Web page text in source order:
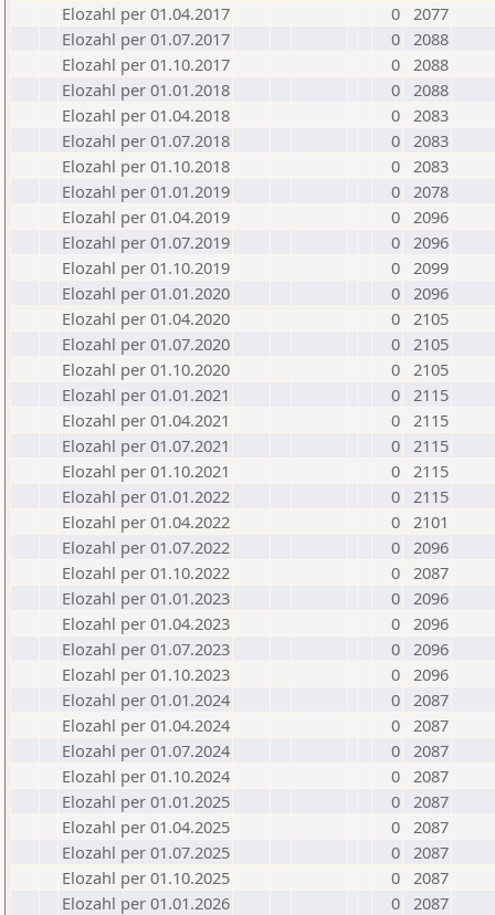
Elozahl per 01.04.2017
0 2077
Elozahl per 01.07.2017
0 2088
Elozahl per 01.10.2017
0 2088
Elozahl per 01.01.2018
0 2088
Elozahl per 01.04.2018
0 2083
Elozahl per 01.07.2018
0 2083
Elozahl per 01.10.2018
0 2083
Elozahl per 01.01.2019
0 2078
Elozahl per 01.04.2019
0 2096
Elozahl per 01.07.2019
0 2096
Elozahl per 01.10.2019
0 2099
Elozahl per 01.01.2020
0 2096
Elozahl per 01.04.2020
0 2105
Elozahl per 01.07.2020
0 2105
Elozahl per 01.10.2020
0 2105
Elozahl per 01.01.2021
0 2115
Elozahl per 01.04.2021
0 2115
Elozahl per 01.07.2021
0 2115
Elozahl per 01.10.2021
0 2115
Elozahl per 01.01.2022
0 2115
Elozahl per 01.04.2022
0 2101
Elozahl per 01.07.2022
0 2096
Elozahl per 01.10.2022
0 2087
Elozahl per 01.01.2023
0 2096
Elozahl per 01.04.2023
0 2096
Elozahl per 01.07.2023
0 2096
Elozahl per 01.10.2023
0 2096
Elozahl per 01.01.2024
0 2087
Elozahl per 01.04.2024
0 2087
Elozahl per 01.07.2024
0 2087
Elozahl per 01.10.2024
0 2087
Elozahl per 01.01.2025
0 2087
Elozahl per 01.04.2025
0 2087
Elozahl per 01.07.2025
0 2087
Elozahl per 01.10.2025
0 2087
Elozahl per 01.01.2026
0 2087